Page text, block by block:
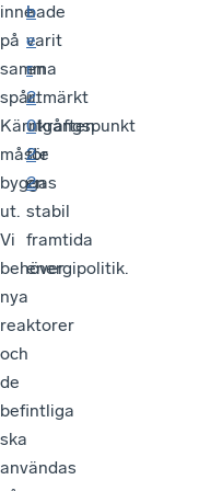
inne
på
samma
spår:
Kärnkraften
måste
byggas
ut.
Vi
behöver
nya
reaktorer
och
de
befintliga
ska
användas
hade
varit
en
utmärkt
utgångspunkt
för
en
stabil
framtida
energipolitik.
b
e
r
2
0
2
2